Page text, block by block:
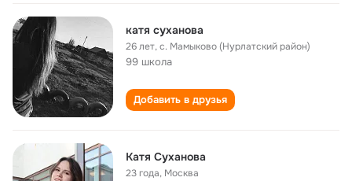
катя суханова
26 лет,с. Мамыково (Нурлатский район)
99 школа
Добавить в друзья
Катя Суханова
23 года, Москва